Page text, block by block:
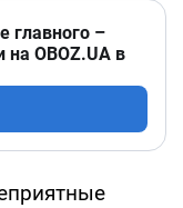
главного –
OBOZ.UA в